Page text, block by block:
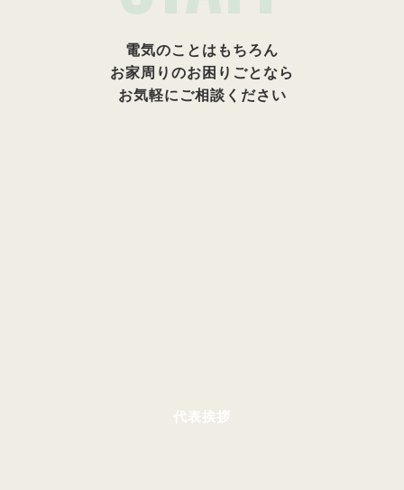
電気のことはもちろん
お家周りのお困りごとなら
お気軽にご相談ください
代表挨拶